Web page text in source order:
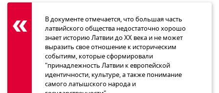
В документе отмечается, что большая часть
латвийского общества недостаточно хорошо
знает историю Латвии до ХХ века и не может
выразить свое отношение к историческим
событиям, которые сформировали
"принадлежность Латвии к европейской
идентичности, культуре, а также понимание
самого латышского народа и